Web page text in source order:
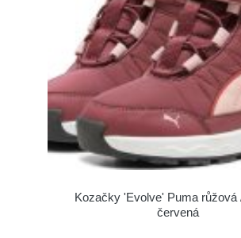
Kozačky 'Evolve' Puma růžová
červená